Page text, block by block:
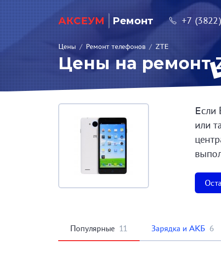
АКСЕУМ Ремонт +7
Цены / Ремонт телефонов / ZTE
Цены на ремонт
Если
или
Популярные 11 Зарядка и АКБ 6